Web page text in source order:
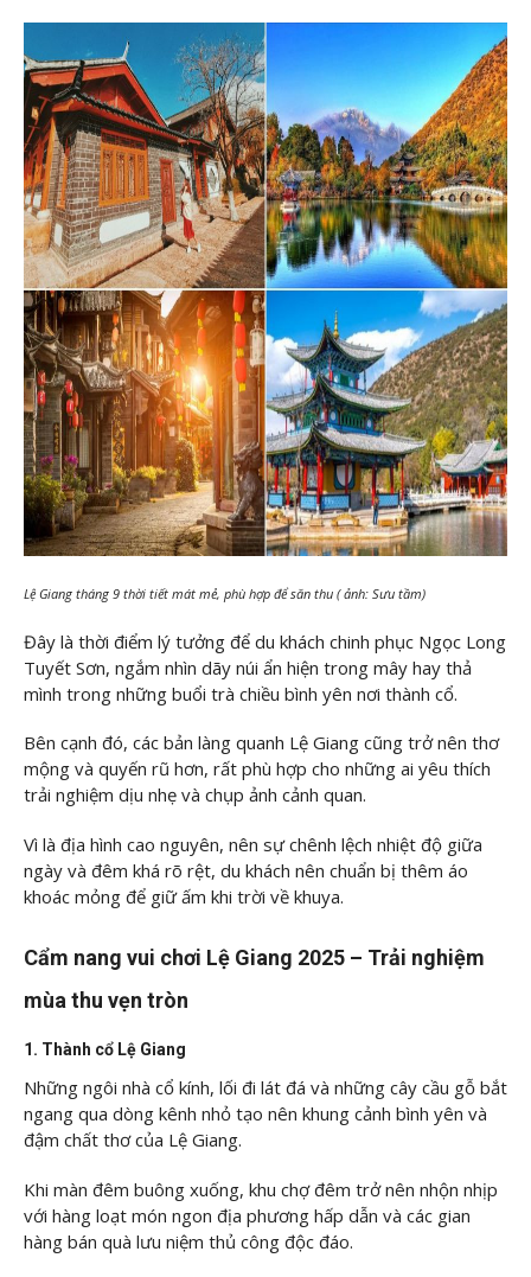
Lệ Giang tháng 9 thời tiết mát mẻ, phù hợp để săn thu ( ảnh: Sưu tầm)
Đây là thời điểm lý tưởng để du khách chinh phục Ngọc Long
Tuyết Sơn, ngắm nhìn dãy núi ẩn hiện trong mây hay thả
mình trong những buổi trà chiều bình yên nơi thành cổ.
Bên cạnh đó, các bản làng quanh Lệ Giang cũng trở nên thơ
mộng và quyến rũ hơn, rất phù hợp cho những ai yêu thích
trải nghiệm dịu nhẹ và chụp ảnh cảnh quan.
Vì là địa hình cao nguyên, nên sự chênh lệch nhiệt độ giữa
ngày và đêm khá rõ rệt, du khách nên chuẩn bị thêm áo
khoác mỏng để giữ ấm khi trời về khuya.
Cẩm nang vui chơi Lệ Giang 2025 – Trải nghiệm
mùa thu vẹn tròn
1. Thành cổ Lệ Giang
Những ngôi nhà cổ kính, lối đi lát đá và những cây cầu gỗ bắt
ngang qua dòng kênh nhỏ tạo nên khung cảnh bình yên và
đậm chất thơ của Lệ Giang.
Khi màn đêm buông xuống, khu chợ đêm trở nên nhộn nhịp
với hàng loạt món ngon địa phương hấp dẫn và các gian
hàng bán quà lưu niệm thủ công độc đáo.